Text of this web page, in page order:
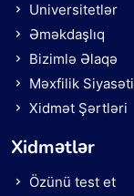
Universitetlər
Əməkdaşlıq
Bizimlə Əlaqə
Məxfilik Siyasəti
Xidmət Şərtləri
Xidmətlər
Özünü test et